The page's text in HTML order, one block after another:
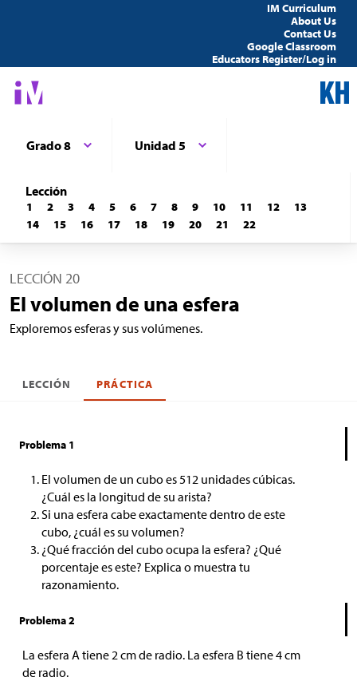
IM Curriculum
About Us
Contact Us
Google Classroom
Educators Register/Log in
Grado 8 Unidad 5
Lección
1 2 3 4 5 6 7 8 9 10 11 12
13
14
15 16 17 18 19 20 21 22
LECCIÓN 20
El volumen de una esfera
Exploremos esferas y sus volúmenes.
LECCIÓN PRÁCTICA
Problema 1
El volumen de un cubo es 512 unidades cúbicas.
¿Cuál es la longitud de su arista?
Si una esfera cabe exactamente dentro de este
cubo, ¿cuál es su volumen?
¿Qué fracción del cubo ocupa la esfera? ¿Qué
porcentaje es este? Explica o muestra tu
razonamiento.
Problema 2
La esfera A tiene 2 cm de radio. La esfera B tiene 4 cm
de radio.